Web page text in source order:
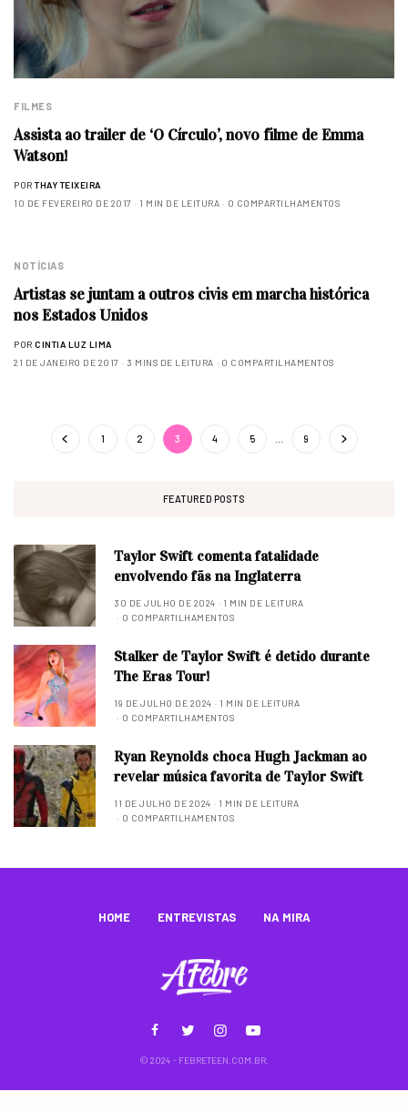
FILMES
Assista ao trailer de ‘O Círculo’, novo filme de Emma
Watson!
POR THAY TEIXEIRA
10 DE FEVEREIRO DE 2017
1 MIN DE LEITURA 0 COMPARTILHAMENTOS
NOTÍCIAS
Artistas se juntam a outros civis em marcha histórica
nos Estados Unidos
POR CINTIA LUZ LIMA
21 DE JANEIRO DE 2017
3 MINS DE LEITURA 0 COMPARTILHAMENTOS
1 2 3 4 5 9
FEATURED POSTS
Taylor Swift comenta fatalidade
envolvendo fãs na Inglaterra
30 DE JULHO DE 2024
1 MIN DE LEITURA
0 COMPARTILHAMENTOS
Stalker de Taylor Swift é detido durante
The Eras Tour!
19 DE JULHO DE 2024
1 MIN DE LEITURA
0 COMPARTILHAMENTOS
Ryan Reynolds choca Hugh Jackman ao
revelar música favorita de Taylor Swift
11 DE JULHO DE 2024
1 MIN DE LEITURA
0 COMPARTILHAMENTOS
HOME ENTREVISTAS NA MIRA
© 2024 - FEBRETEEN.COM.BR.